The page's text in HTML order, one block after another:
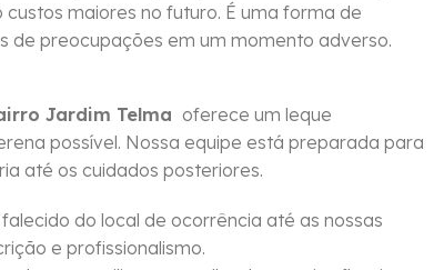
maiores no futuro. É uma forma de
de preocupações em um momento adverso.
Jardim Telma oferece um leque
possível. Nossa equipe está preparada para
até os cuidados posteriores.
do local de ocorrência até as nossas
e profissionalismo.